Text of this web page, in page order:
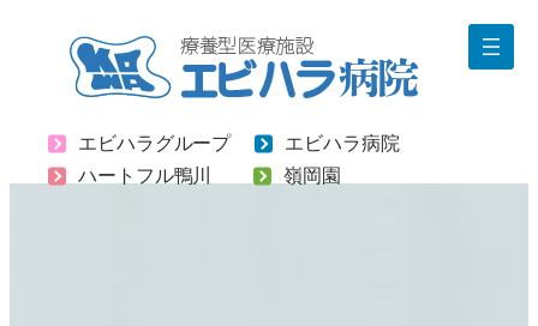
ッ
エビハラグループ
エビハラ病院
ハートフル鴨川
嶺岡園